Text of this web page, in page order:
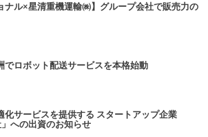
ナル×星清重機運輸㈱】グループ会社で販売力の
でロボット配送サービスを本格始動
化サービスを提供する スタートアップ企業
への出資のお知らせ